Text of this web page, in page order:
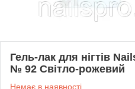
Гель-лак для нігтів
№ 92 Світло-рожевий
Немає в наявності